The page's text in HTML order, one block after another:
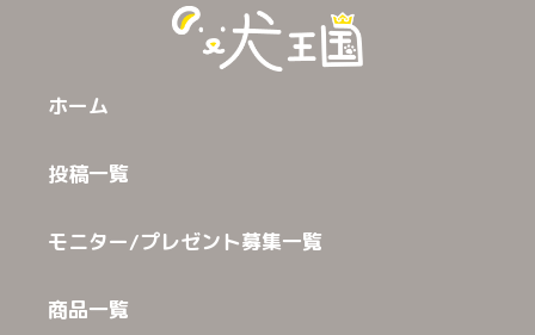
ホーム
投稿一覧
モニター/プレゼント募集一覧
商品一覧